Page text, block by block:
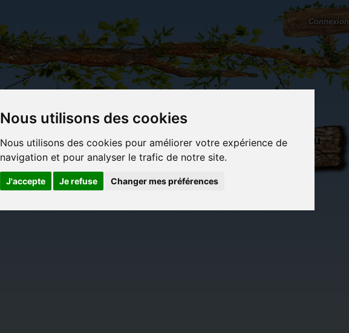
Nous utilisons des cookies
Nous utilisons des cookies pour améliorer votre expérience de
navigation et pour analyser le trafic de notre site.
J'accepte Je refuse Changer mes préférences
Connexion
Carterie
papeterie
originale
Activités
manuelles,
détente et
Objets déco et
cadeaux
originaux
Du côté du
blog...